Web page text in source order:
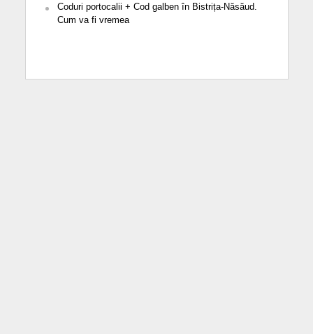
Coduri portocalii + Cod galben în Bistrița-Năsăud.
Cum va fi vremea